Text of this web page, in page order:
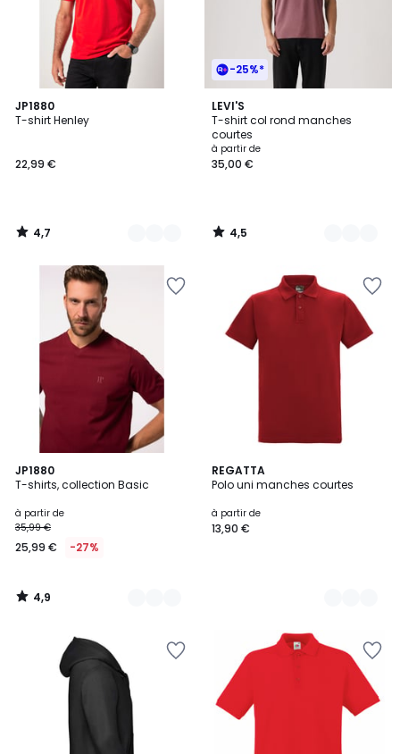
JP1880
T-shirt Henley
22,99 €
4,7
/ 5
13
Couleurs
4,7
/
-25%*
LEVI'S
T-shirt col rond manches
courtes
à partir de
35,00 €
4,5
/ 5
9
Couleurs
4,5
/
JP1880
T-shirts, collection Basic
à partir de
35,99 €
25,99 € -27%
4,9
/ 5
17
Couleurs
4,9
/
REGATTA
Polo uni manches courtes
à partir de
13,90 €
9
Couleurs